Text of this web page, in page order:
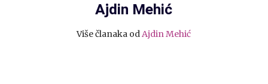
Ajdin Mehić
Više članaka odAjdin Mehić